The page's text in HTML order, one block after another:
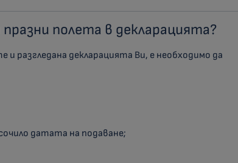
празни полета в декларацията?
разгледана декларацията Ви, е необходимо да
датата на подаване;